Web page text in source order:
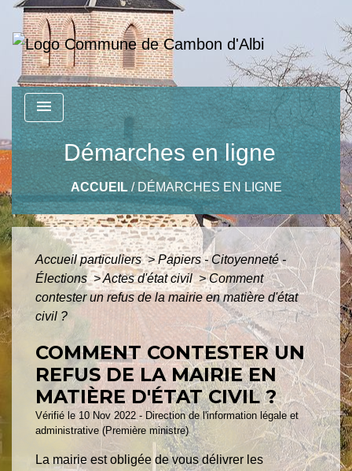
menu
Démarches en ligne
ACCUEIL/ DÉMARCHES EN LIGNE
Accueil particuliers> Papiers - Citoyenneté -
Élections>Actes d'état civil> Comment
contester un refus de la mairie en matière d'état
civil ?
COMMENT CONTESTER UN
REFUS DE LA MAIRIE EN
MATIÈRE D'ÉTAT CIVIL ?
Vérifié le 10 Nov 2022 - Direction de l'information légale et
administrative (Première ministre)
La mairie est obligée de vous délivrer les